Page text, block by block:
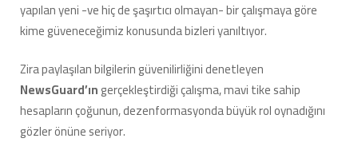
Olduğu
Ortaya
için
yapılan yeni -ve hiç de şaşırtıcı olmayan- bir çalışmaya göre
kime güveneceğimiz konusunda bizleri yanıltıyor.
Zira paylaşılan bilgilerin güvenilirliğini denetleyen
NewsGuard’ıngerçekleştirdiği çalışma, mavi tike sahip
hesapların çoğunun, dezenformasyonda büyük rol oynadığını
gözler önüne seriyor.